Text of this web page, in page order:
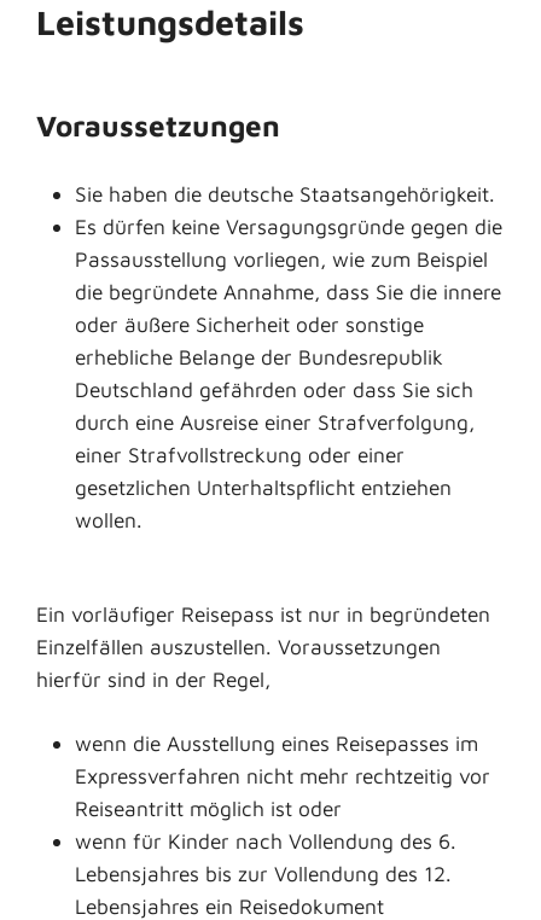
Leistungsdetails
Voraussetzungen
Sie haben die deutsche Staatsangehörigkeit.
Es dürfen keine Versagungsgründe gegen die
Passausstellung vorliegen, wie zum Beispiel
die begründete Annahme, dass Sie die innere
oder äußere Sicherheit oder sonstige
erhebliche Belange der Bundesrepublik
Deutschland gefährden oder dass Sie sich
durch eine Ausreise einer Strafverfolgung,
einer Strafvollstreckung oder einer
gesetzlichen Unterhaltspflicht entziehen
wollen.
Ein vorläufiger Reisepass ist nur in begründeten
Einzelfällen auszustellen. Voraussetzungen
hierfür sind in der Regel,
wenn die Ausstellung eines Reisepasses im
Expressverfahren nicht mehr rechtzeitig vor
Reiseantritt möglich ist oder
wenn für Kinder nach Vollendung des 6.
Lebensjahres bis zur Vollendung des 12.
Lebensjahres ein Reisedokument